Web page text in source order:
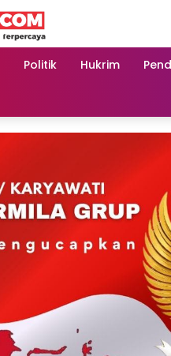
Politik Hukrim